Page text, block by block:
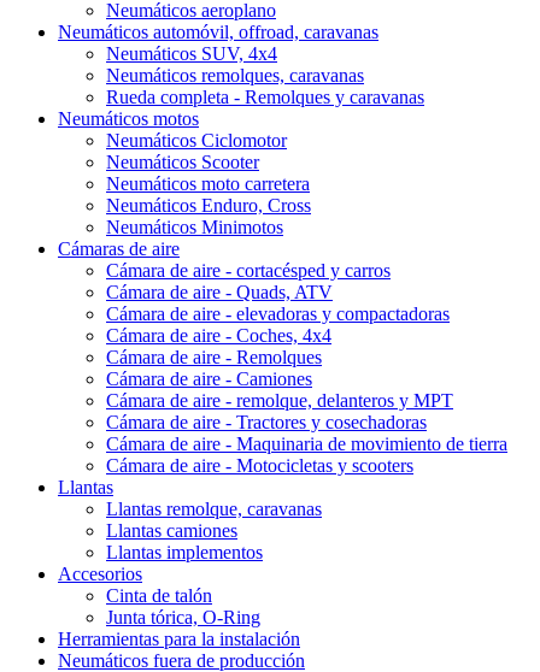
Neumáticos aeroplano
Neumáticos automóvil, offroad, caravanas
Neumáticos SUV, 4x4
Neumáticos remolques, caravanas
Rueda completa - Remolques y caravanas
Neumáticos motos
Neumáticos Ciclomotor
Neumáticos Scooter
Neumáticos moto carretera
Neumáticos Enduro, Cross
Neumáticos Minimotos
Cámaras de aire
Cámara de aire - cortacésped y carros
Cámara de aire - Quads, ATV
Cámara de aire - elevadoras y compactadoras
Cámara de aire - Coches, 4x4
Cámara de aire - Remolques
Cámara de aire - Camiones
Cámara de aire - remolque, delanteros y MPT
Cámara de aire - Tractores y cosechadoras
Cámara de aire - Maquinaria de movimiento de tierra
Cámara de aire - Motocicletas y scooters
Llantas
Llantas remolque, caravanas
Llantas camiones
Llantas implementos
Accesorios
Cinta de talón
Junta tórica, O-Ring
Herramientas para la instalación
Neumáticos fuera de producción